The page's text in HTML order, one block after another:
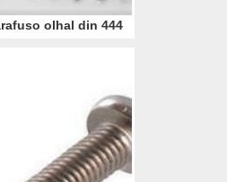
olhal din 444